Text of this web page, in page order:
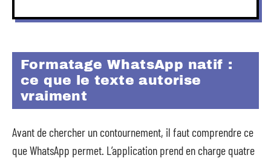
Formatage WhatsApp natif :
ce que le texte autorise
vraiment
Avant de chercher un contournement, il faut comprendre ce
que WhatsApp permet. L’application prend en charge quatre